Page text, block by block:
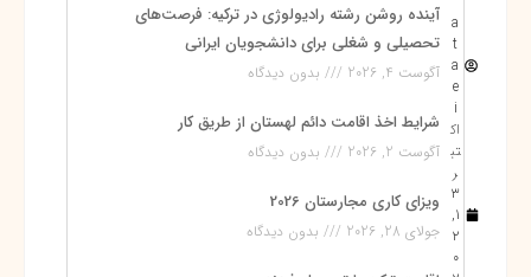
a
t
a
e
i
اک
تب
ر
3
1,
2
0
آینده روشن رشته رادیولوژی در ترکیه: فرصت‌های
تحصیلی و شغلی برای دانشجویان ایرانی
آگوست 4, 2026 بدون دیدگاه
شرایط اخذ اقامت دائم لهستان از طریق کار
آگوست 2, 2026 بدون دیدگاه
ویزای کاری مجارستان 2026
جولای 28, 2026 بدون دیدگاه